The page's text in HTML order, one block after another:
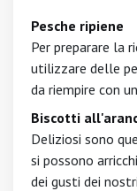
Pesche ripiene
Per preparare la
utilizzare delle
da riempire con
Biscotti
Deliziosi sono
si possono
dei gusti dei